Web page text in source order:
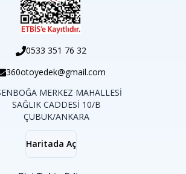
0533 351 76 32
360otoyedek@gmail.com
MERKEZ MAHALLESİ
SAĞLIK CADDESİ 10/B
ÇUBUK/ANKARA
Haritada Aç